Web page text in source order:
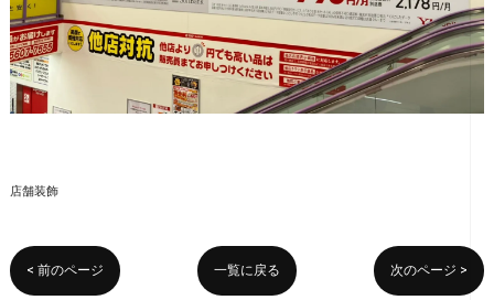
店舗装飾
< 前のページ 一覧に戻る 次のページ >